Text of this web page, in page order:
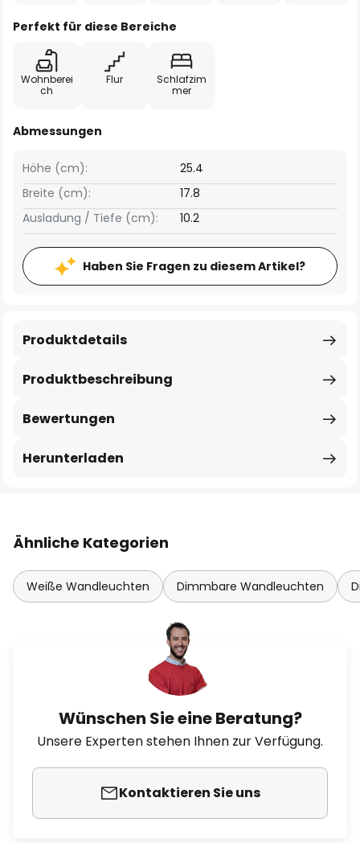
Perfekt für diese Bereiche
Wohnberei
ch
Flur
Schlafzim
mer
Abmessungen
Breite (cm): 17.8
Höhe (cm): 25.4
Ausladung / Tiefe (cm): 10.2
Haben Sie Fragen zu diesem Artikel?
Produktbeschreibung
Produktdetails
Bewertungen
Herunterladen
Ähnliche Kategorien
Weiße Wandleuchten Dimmbare Wandleuchten
Wünschen Sie eine Beratung?
Unsere Experten stehen Ihnen zur Verfügung.
Kontaktieren Sie uns